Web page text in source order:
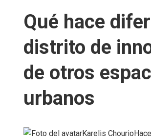
Qué hace
distrito de
de otros
urbanos
Karelis Chourio